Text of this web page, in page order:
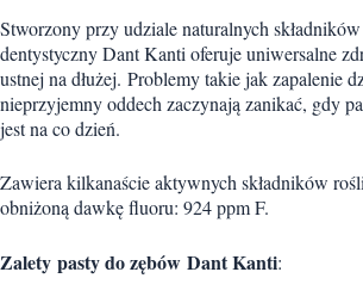
Stworzony przy udziale naturalnych
dentystyczny Dant Kanti oferuje uniwersalne
ustnej na dłużej. Problemy takie jak zapalenie
nieprzyjemny oddech zaczynają zanikać, gdy
jest na co dzień.
Zawiera kilkanaście aktywnych składników
obniżoną dawkę fluoru: 924 ppm F.
Zalety pasty do zębów Dant Kanti: